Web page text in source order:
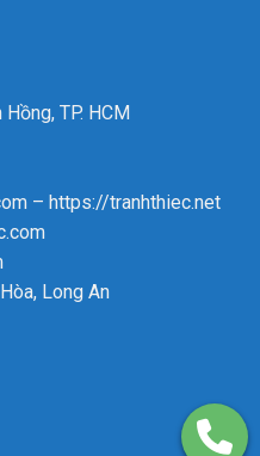
TP. HCM
– https://tranhthiec.net
Long An